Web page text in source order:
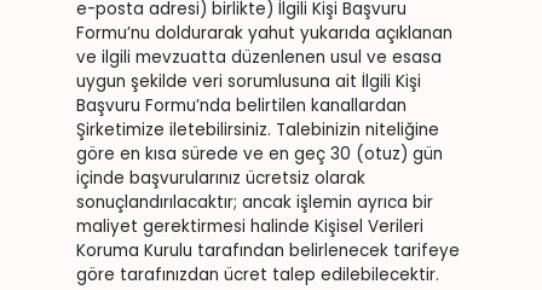
e-posta adresi) birlikte) İlgili Kişi Başvuru
Formu’nu doldurarak yahut yukarıda açıklanan
ve ilgili mevzuatta düzenlenen usul ve esasa
uygun şekilde veri sorumlusuna ait İlgili Kişi
Başvuru Formu’nda belirtilen kanallardan
Şirketimize iletebilirsiniz. Talebinizin niteliğine
göre en kısa sürede ve en geç 30 (otuz) gün
içinde başvurularınız ücretsiz olarak
sonuçlandırılacaktır; ancak işlemin ayrıca bir
maliyet gerektirmesi halinde Kişisel Verileri
Koruma Kurulu tarafından belirlenecek tarifeye
göre tarafınızdan ücret talep edilebilecektir.